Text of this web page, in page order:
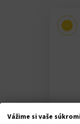
Vážime si vaše